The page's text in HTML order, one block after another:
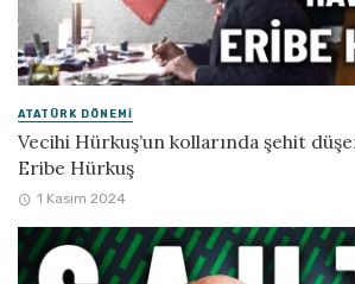
ATATÜRK DÖNEMI
Vecihi Hürkuş’un kollarında şehit
Eribe Hürkuş
1 Kasım 2024